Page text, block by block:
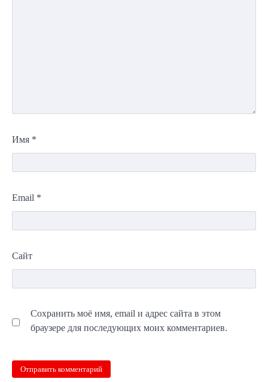
Имя *
Email *
Сайт
Сохранить моё имя, email и адрес сайта в этом
браузере для последующих моих комментариев.